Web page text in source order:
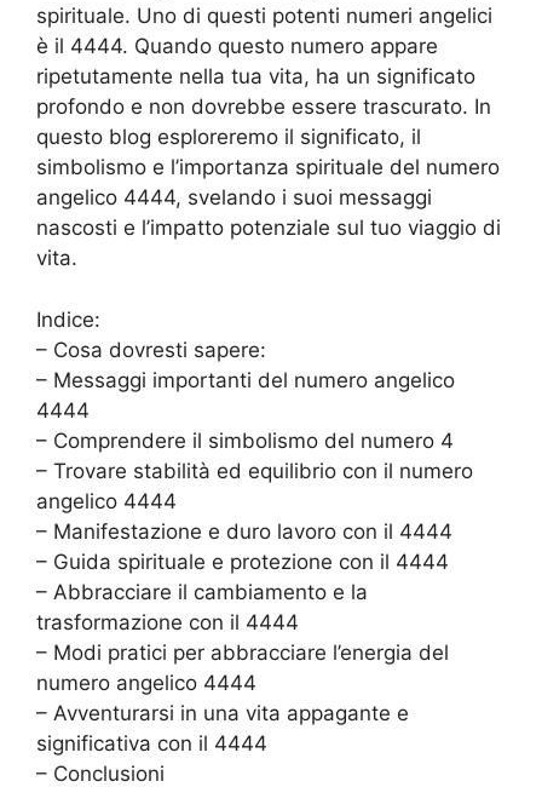
spirituale. Uno di questi potenti numeri angelici
è il 4444. Quando questo numero appare
ripetutamente nella tua vita, ha un significato
profondo e non dovrebbe essere trascurato. In
questo blog esploreremo il significato, il
simbolismo e l’importanza spirituale del numero
angelico 4444, svelando i suoi messaggi
nascosti e l’impatto potenziale sul tuo viaggio di
vita.
Indice:
– Cosa dovresti sapere:
– Messaggi importanti del numero angelico
4444
– Comprendere il simbolismo del numero 4
– Trovare stabilità ed equilibrio con il numero
angelico 4444
– Manifestazione e duro lavoro con il 4444
– Guida spirituale e protezione con il 4444
– Abbracciare il cambiamento e la
trasformazione con il 4444
– Modi pratici per abbracciare l’energia del
numero angelico 4444
– Avventurarsi in una vita appagante e
significativa con il 4444
– Conclusioni